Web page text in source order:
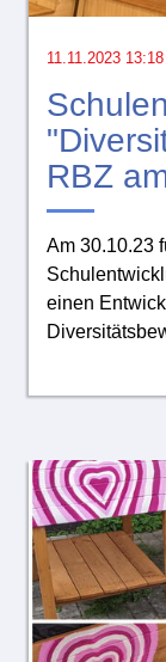
11.11.2023 13:18
RBZ
Am 30.10.23
einen